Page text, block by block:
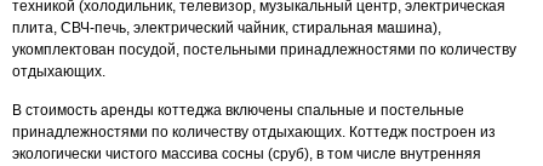
техникой (холодильник, телевизор, музыкальный центр, электрическая
плита, СВЧ-печь, электрический чайник, стиральная машина),
укомплектован посудой, постельными принадлежностями по количеству
отдыхающих.
В стоимость аренды коттеджа включены спальные и постельные
принадлежностями по количеству отдыхающих. Коттедж построен из
экологически чистого массива сосны (сруб), в том числе внутренняя